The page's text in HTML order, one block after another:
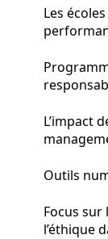
Les
L’impact
Outils
Focus
l’éthique